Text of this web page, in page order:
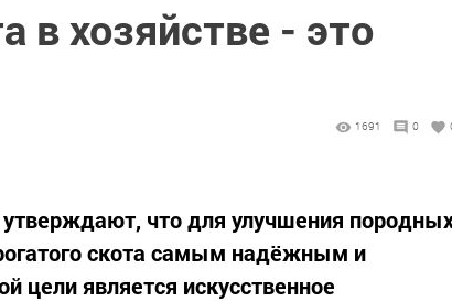
в хозяйстве - это
1691 0
что для улучшения
скота самым надёжным и
цели является искусственное